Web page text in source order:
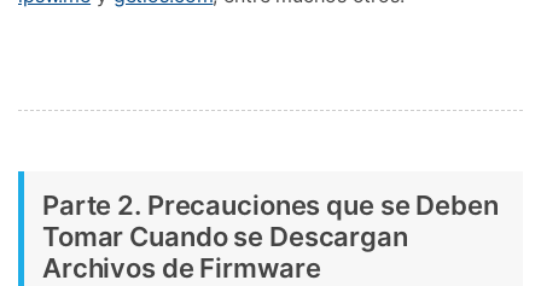
Parte 2. Precauciones que se Deben
Tomar Cuando se Descargan
Archivos de Firmware